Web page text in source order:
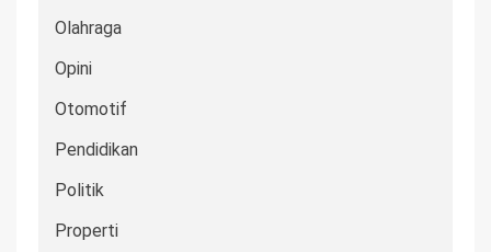
Olahraga
Opini
Otomotif
Pendidikan
Politik
Properti